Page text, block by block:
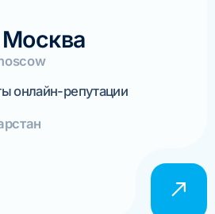
Москва
онлайн-репутации